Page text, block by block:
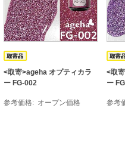
<取寄>ageha オプティカラ
ー FG-002
参考価格 オープン価格
<取
ー
参考